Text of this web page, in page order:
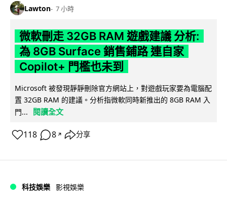
Lawton 7 小時
微軟刪走 32GB RAM 遊戲建議 分析:
為 8GB Surface 銷售鋪路 連自家
Copilot+ 門檻也未到
Microsoft 被發現靜靜刪除官方網站上，對遊戲玩家要為電腦配
置 32GB RAM 的建議。分析指微軟同時新推出的 8GB RAM 入
門...
閱讀全文
118 8 ↗ 分享
科技娛樂 影視娛樂